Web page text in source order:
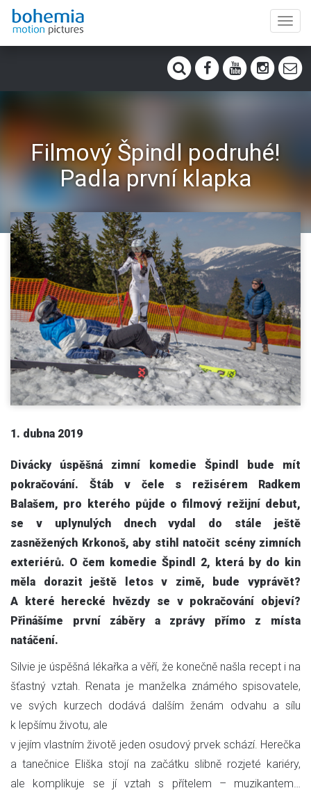
Filmový Špindl podruhé!
Padla první klapka
1. dubna 2019
Divácky úspěšná zimní komedie Špindl bude mít
pokračování. Štáb v čele s režisérem Radkem
Balašem, pro kterého půjde o filmový režijní debut,
se v uplynulých dnech vydal do stále ještě
zasněžených Krkonoš, aby stihl natočit scény zimních
exteriérů. O čem komedie Špindl 2, která by do kin
měla dorazit ještě letos v zimě, bude vyprávět?
A které herecké hvězdy se v pokračování objeví?
Přinášíme první záběry a zprávy přímo z místa
natáčení.
Silvie je úspěšná lékařka a věří, že konečně našla recept i na
šťastný vztah. Renata je manželka známého spisovatele,
ve svých kurzech dodává dalším ženám odvahu a sílu
k lepšímu životu, ale
v jejím vlastním životě jeden osudový prvek schází. Herečka
a tanečnice Eliška stojí na začátku slibně rozjeté kariéry,
ale komplikuje se jí vztah s přítelem – muzikantem…